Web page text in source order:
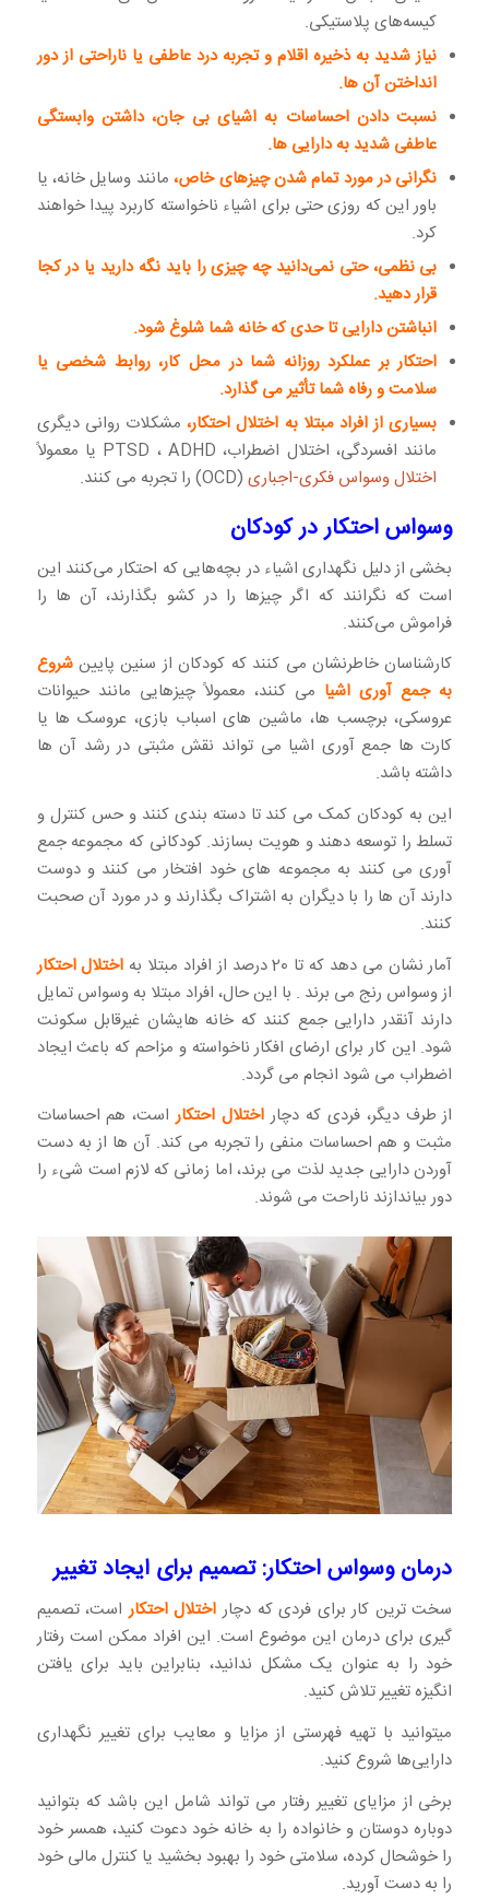
کیسه‌های پلاستیکی.
نیاز شدید به ذخیره اقلام و تجربه درد عاطفی یا ناراحتی از دور
انداختن آن ها.
نسبت دادن احساسات به اشیای بی جان، داشتن وابستگی
عاطفی شدید به دارایی ها.
نگرانی در مورد تمام شدن چیزهای خاص، مانند وسایل خانه، یا
باور این که روزی حتی برای اشیاء ناخواسته کاربرد پیدا خواهند
کرد.
بی نظمی، حتی نمی‌دانید چه چیزی را باید نگه دارید یا در کجا
قرار دهید.
انباشتن دارایی تا حدی که خانه شما شلوغ شود.
احتکار بر عملکرد روزانه شما در محل کار، روابط شخصی یا
سلامت و رفاه شما تأثیر می گذارد.
بسیاری از افراد مبتلا به اختلال احتکار، مشکلات روانی دیگری
مانند افسردگی، اختلال اضطراب، PTSD ، ADHD یا معمولاً
اختلال وسواس فکری-اجباری(OCD) را تجربه می کنند.
وسواس احتکار در کودکان
بخشی از دلیل نگهداری اشیاء در بچه‌هایی که احتکار می‌کنند این
است که نگرانند که اگر چیزها را در کشو بگذارند، آن ها را
فراموش می‌کنند.
کارشناسان خاطرنشان می کنند که کودکان از سنین پایینشروع
به جمع آوری اشیا می کنند، معمولاً چیزهایی مانند حیوانات
عروسکی، برچسب ها، ماشین های اسباب بازی، عروسک ها یا
کارت ها جمع آوری اشیا می تواند نقش مثبتی در رشد آن ها
داشته باشد.
این به کودکان کمک می کند تا دسته بندی کنند و حس کنترل و
تسلط را توسعه دهند و هویت بسازند. کودکانی که مجموعه جمع
آوری می کنند به مجموعه های خود افتخار می کنند و دوست
دارند آن ها را با دیگران به اشتراک بگذارند و در مورد آن صحبت
کنند.
آمار نشان می دهد که تا 20 درصد از افراد مبتلا به
اختلال احتکار
از وسواس رنج می برند . با این حال، افراد مبتلا به وسواس تمایل
دارند آنقدر دارایی جمع کنند که خانه هایشان غیرقابل سکونت
شود. این کار برای ارضای افکار ناخواسته و مزاحم که باعث ایجاد
اضطراب می شود انجام می گردد.
از طرف دیگر، فردی که دچاراختلال احتکاراست، هم احساسات
مثبت و هم احساسات منفی را تجربه می کند. آن ها از به دست
آوردن دارایی جدید لذت می برند، اما زمانی که لازم است شیء را
دور بیاندازند ناراحت می شوند.
درمان وسواس احتکار: تصمیم برای ایجاد تغییر
سخت ترین کار برای فردی که دچار اختلال احتکاراست، تصمیم
گیری برای درمان این موضوع است. این افراد ممکن است رفتار
خود را به عنوان یک مشکل ندانید، بنابراین باید برای یافتن
انگیزه تغییر تلاش کنید.
میتوانید با تهیه فهرستی از مزایا و معایب برای تغییر نگهداری
دارایی‌ها شروع کنید.
برخی از مزایای تغییر رفتار می تواند شامل این باشد که بتوانید
دوباره دوستان و خانواده را به خانه خود دعوت کنید، همسر خود
را خوشحال کرده، سلامتی خود را بهبود بخشید یا کنترل مالی خود
را به دست آورید.